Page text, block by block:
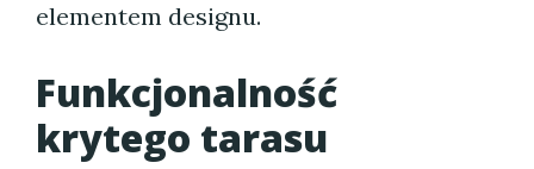
elementem designu.
Funkcjonalność
krytego tarasu